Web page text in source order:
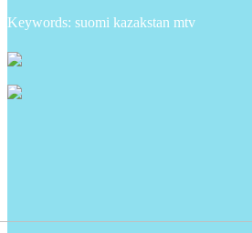
Keywords: suomi kazakstan mtv